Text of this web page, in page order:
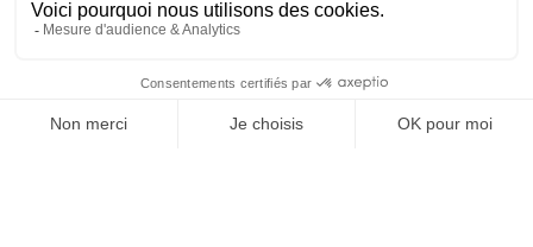
Je suis déjà abonné(e) :